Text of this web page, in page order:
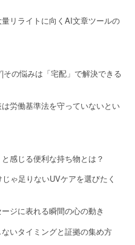
リライトに向くAI文章ツールの
の悩みは「宅配」で解決できる
労働基準法を守っていないとい
感じる便利な持ち物とは？
ゃ足りないUVケアを選びたく
ジに表れる瞬間の心の動き
いタイミングと証拠の集め方